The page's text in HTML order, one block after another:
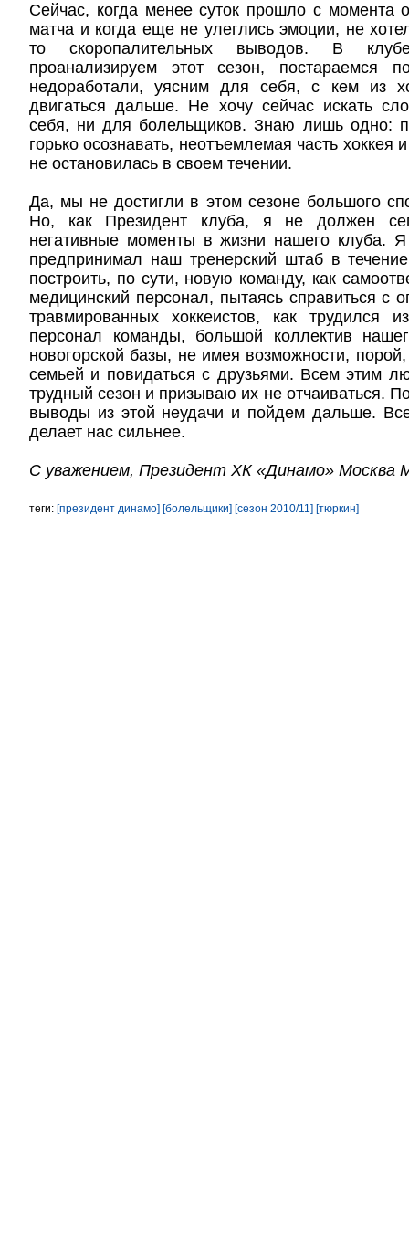
Сейчас, когда менее суток прошло с момента
матча и когда еще не улеглись эмоции, не
то скоропалительных выводов. В
проанализируем этот сезон, постараемся
недоработали, уясним для себя, с кем из
двигаться дальше. Не хочу сейчас искать
себя, ни для болельщиков. Знаю лишь одно:
горько осознавать, неотъемлемая часть хоккея
не остановилась в своем течении.
Да, мы не достигли в этом сезоне большого
Но, как Президент клуба, я не должен
негативные моменты в жизни нашего клуба.
предпринимал наш тренерский штаб в
построить, по сути, новую команду, как
медицинский персонал, пытаясь справиться с
травмированных хоккеистов, как трудился
персонал команды, большой коллектив
новогорской базы, не имея возможности,
семьей и повидаться с друзьями. Всем этим
трудный сезон и призываю их не отчаиваться.
выводы из этой неудачи и пойдем дальше.
делает нас сильнее.
С уважением, Президент ХК «Динамо» Москва
теги: [президент динамо] [болельщики] [сезон 2010/11] [тюркин]